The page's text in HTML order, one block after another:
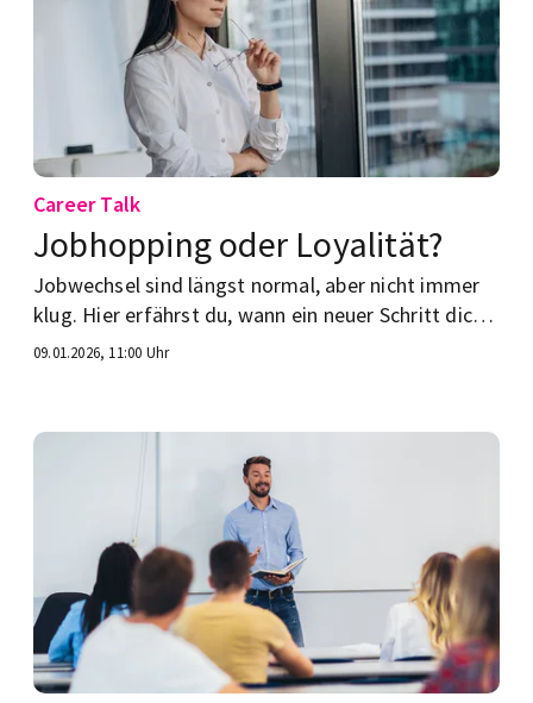
Career Talk
Jobhopping oder Loyalität?
Jobwechsel sind längst normal, aber nicht immer
klug. Hier erfährst du, wann ein neuer Schritt dich
pusht und wann Geduld die bessere Wahl ist.
09.01.2026, 11:00 Uhr